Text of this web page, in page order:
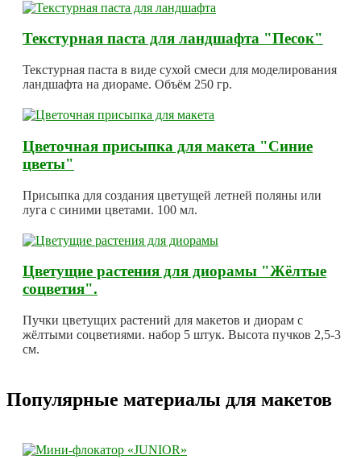
Текстурная паста для ландшафта "Песок"
Текстурная паста в виде сухой смеси для моделирования
ландшафта на диораме. Объём 250 гр.
Цветочная присыпка для макета "Синие
цветы"
Присыпка для создания цветущей летней поляны или
луга с синими цветами. 100 мл.
Цветущие растения для диорамы "Жёлтые
соцветия".
Пучки цветущих растений для макетов и диорам с
жёлтыми соцветиями. набор 5 штук. Высота пучков 2,5-3
см.
Популярные материалы для макетов